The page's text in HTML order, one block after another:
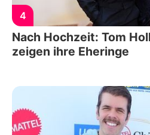
4
Nach Hochzeit: Tom
zeigen ihre Eheringe